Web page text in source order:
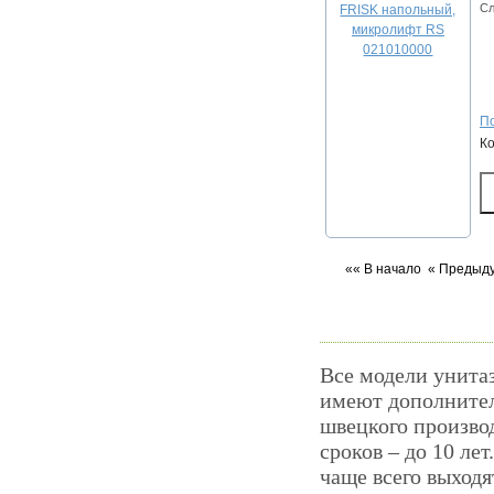
«« В начало «
Все модели
имеют
швецкого
сроков – до 10
чаще всего